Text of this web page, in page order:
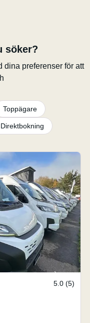
söker?
dina preferenser för att
Toppägare
Direktbokning
5.0 (5)